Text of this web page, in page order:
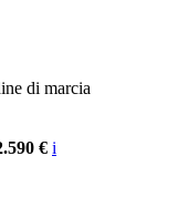
di marcia
€ i